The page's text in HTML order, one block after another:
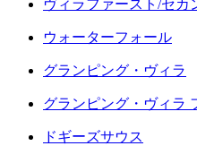
ヴィラファースト/セカ
ウォーターフォール
グランピング・ヴィラ
グランピング・ヴィラ
ドギーズサウス